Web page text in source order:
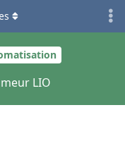
LIO